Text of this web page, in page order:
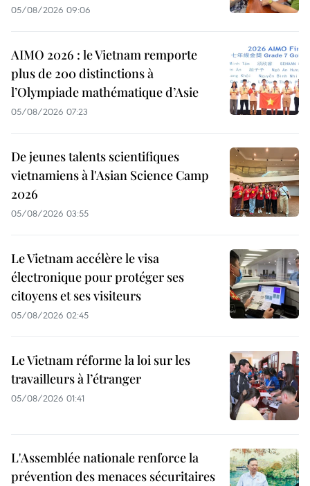
05/08/2026 09:06
AIMO 2026 : le Vietnam remporte
plus de 200 distinctions à
l’Olympiade mathématique d’Asie
05/08/2026 07:23
De jeunes talents scientifiques
vietnamiens à l'Asian Science Camp
2026
05/08/2026 03:55
Le Vietnam accélère le visa
électronique pour protéger ses
citoyens et ses visiteurs
05/08/2026 02:45
Le Vietnam réforme la loi sur les
travailleurs à l’étranger
05/08/2026 01:41
L'Assemblée nationale renforce la
prévention des menaces sécuritaires